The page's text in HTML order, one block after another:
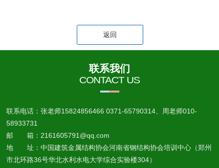
返回
联系我们
CONTACT US
联系电话：张老师15824856466 0371-65790314、周老师010-
58933731
邮 箱：2161605791@qq.com
地 址：中国建筑金属结构协会河南省钢结构协会培训中心（郑州
市北环路36号华北水利水电大学综合实验楼304）